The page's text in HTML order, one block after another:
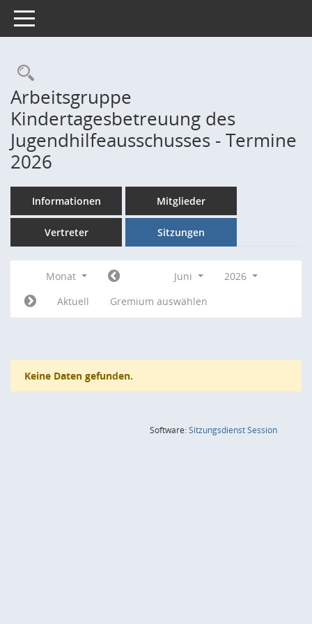
Toggle navigation
Rechercheauswahl
Arbeitsgruppe
Kindertagesbetreuung des
Jugendhilfeausschusses - Termine
2026
Informationen Mitglieder
Vertreter Sitzungen
Monat Juni
2026
Aktuell
Gremium auswählen
Keine Daten gefunden.
Software:SitzungsdienstSession(Wird in